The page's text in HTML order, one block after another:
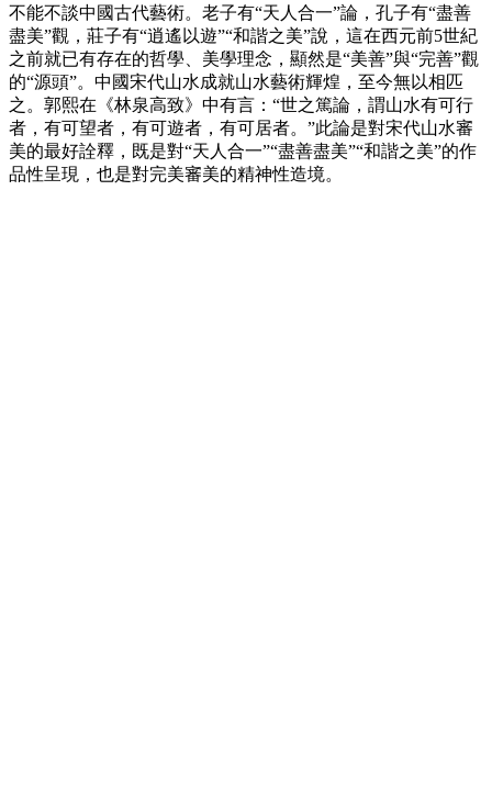
不能不談中國古代藝術。老子有“天人合一”論，孔子有“盡善
盡美”觀，莊子有“逍遙以遊”“和諧之美”說，這在西元前5世紀
之前就已有存在的哲學、美學理念，顯然是“美善”與“完善”觀
的“源頭”。中國宋代山水成就山水藝術輝煌，至今無以相匹
之。郭熙在《林泉高致》中有言：“世之篤論，謂山水有可行
者，有可望者，有可遊者，有可居者。”此論是對宋代山水審
美的最好詮釋，既是對“天人合一”“盡善盡美”“和諧之美”的作
品性呈現，也是對完美審美的精神性造境。